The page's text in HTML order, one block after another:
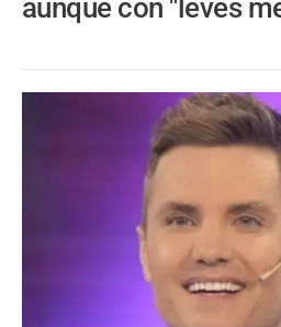
aunque con "leves